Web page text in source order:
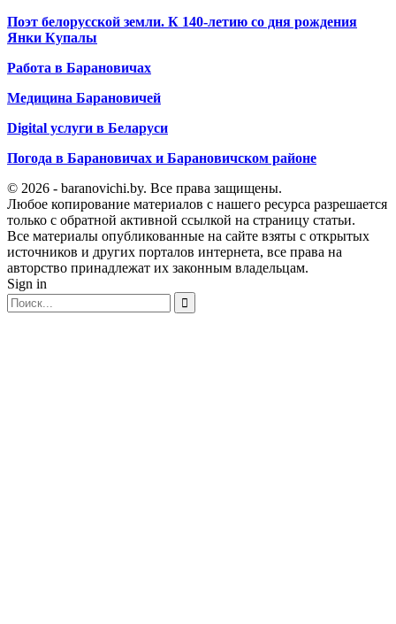
Поэт белорусской земли. К 140-летию со дня рождения
Янки Купалы
Работа в Барановичах
Медицина Барановичей
Digital услуги в Беларуси
Погода в Барановичах и Барановичском районе
© 2026 - baranovichi.by. Все права защищены.
Любое копирование материалов с нашего ресурса разрешается
только с обратной активной ссылкой на страницу статьи.
Все материалы опубликованные на сайте взяты с открытых
источников и других порталов интернета, все права на
авторство принадлежат их законным владельцам.
Sign in